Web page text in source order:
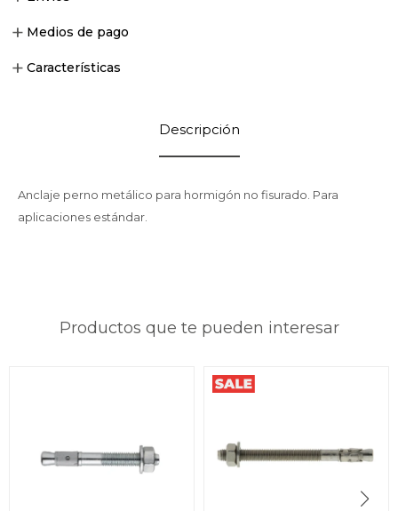
Medios de pago
Características
Descripción
Anclaje perno metálico para hormigón no fisurado. Para
aplicaciones estándar.
Productos que te pueden interesar